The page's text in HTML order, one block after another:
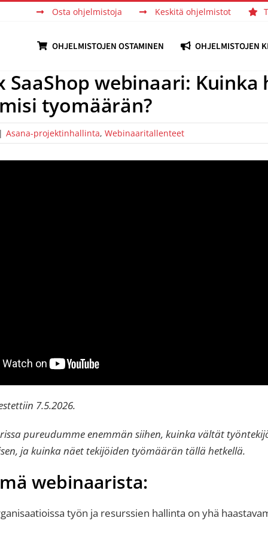
Osta ohjelmistoja Keskitä ohjelmistot
OHJELMISTOJEN OSTAMINEN OHJELMISTOJEN
SaaShop webinaari: Kuinka
tyomäärän?
Asana-projektinhallinta,Webinaaritallenteet
7.5.2026.
pureudumme enemmän siihen, kuinka vältät
ja kuinka näet tekijöiden työmäärän tällä hetkellä.
webinaarista:
työn ja resurssien hallinta on yhä